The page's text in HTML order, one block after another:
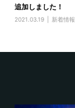
追加しました！
2021.03.19 新着情報